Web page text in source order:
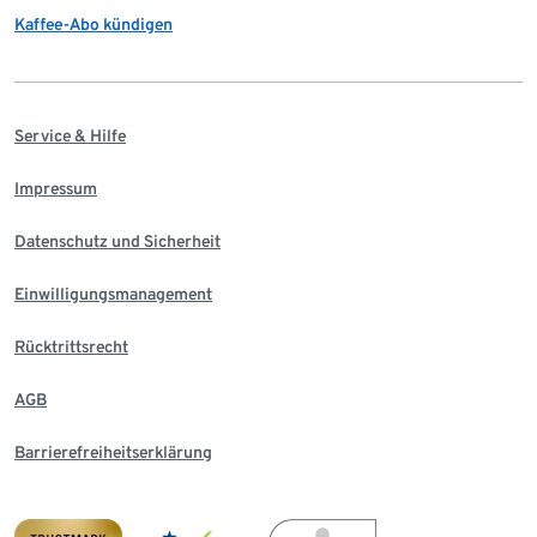
Kaffee-Abo kündigen
Service & Hilfe
Impressum
Datenschutz und Sicherheit
Einwilligungsmanagement
Rücktrittsrecht
AGB
Barrierefreiheitserklärung